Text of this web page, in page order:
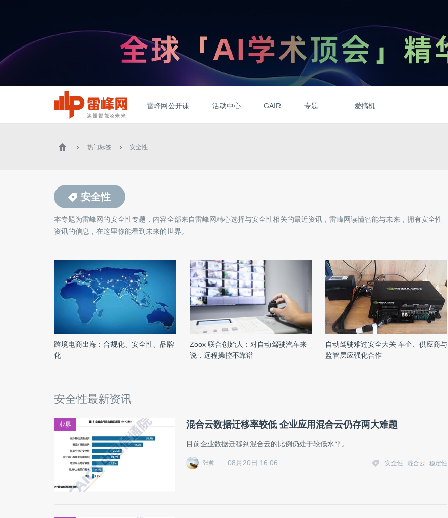
雷峰网公开课 活动中心 GAIR 专题 爱搞机
热门标签 安全性
安全性
本专题为雷峰网的安全性专题，内容全部来自雷峰网精心选择与安全性相关的最近资讯，雷峰网读懂智能与未来，拥有安全性
资讯的信息，在这里你能看到未来的世界。
跨境电商出海：合规化、安全性、品牌
化
Zoox 联合创始人：对自动驾驶汽车来
说，远程操控不靠谱
自动驾驶难过安全大关 车企、供应商与
监管层应强化合作
安全性最新资讯
业界 混合云数据迁移率较低 企业应用混合云仍存两大难题
目前企业数据迁移到混合云的比例仍处于较低水平。
张帅 08月20日 16:06 安全性 混合云 稳定性